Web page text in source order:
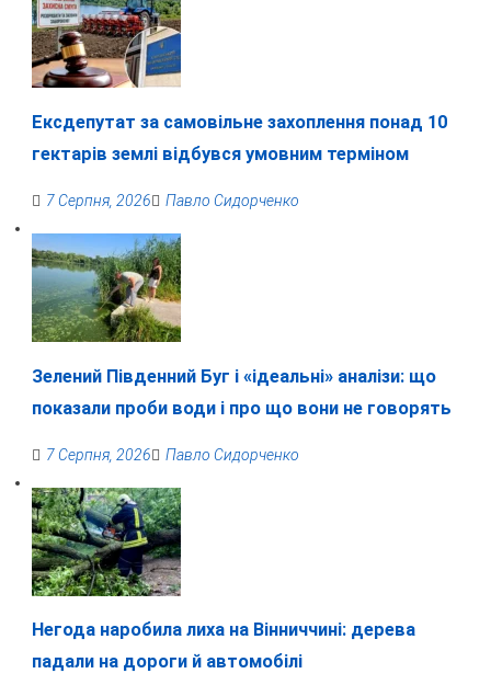
Ексдепутат за самовільне захоплення понад 10
гектарів землі відбувся умовним терміном
7 Серпня, 2026 Павло Сидорченко
Зелений Південний Буг і «ідеальні» аналізи: що
показали проби води і про що вони не говорять
7 Серпня, 2026 Павло Сидорченко
Негода наробила лиха на Вінниччині: дерева
падали на дороги й автомобілі